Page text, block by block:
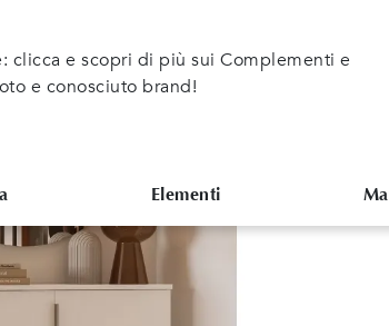
clicca e scopri di più sui Complementi e
e conosciuto brand!
Elementi